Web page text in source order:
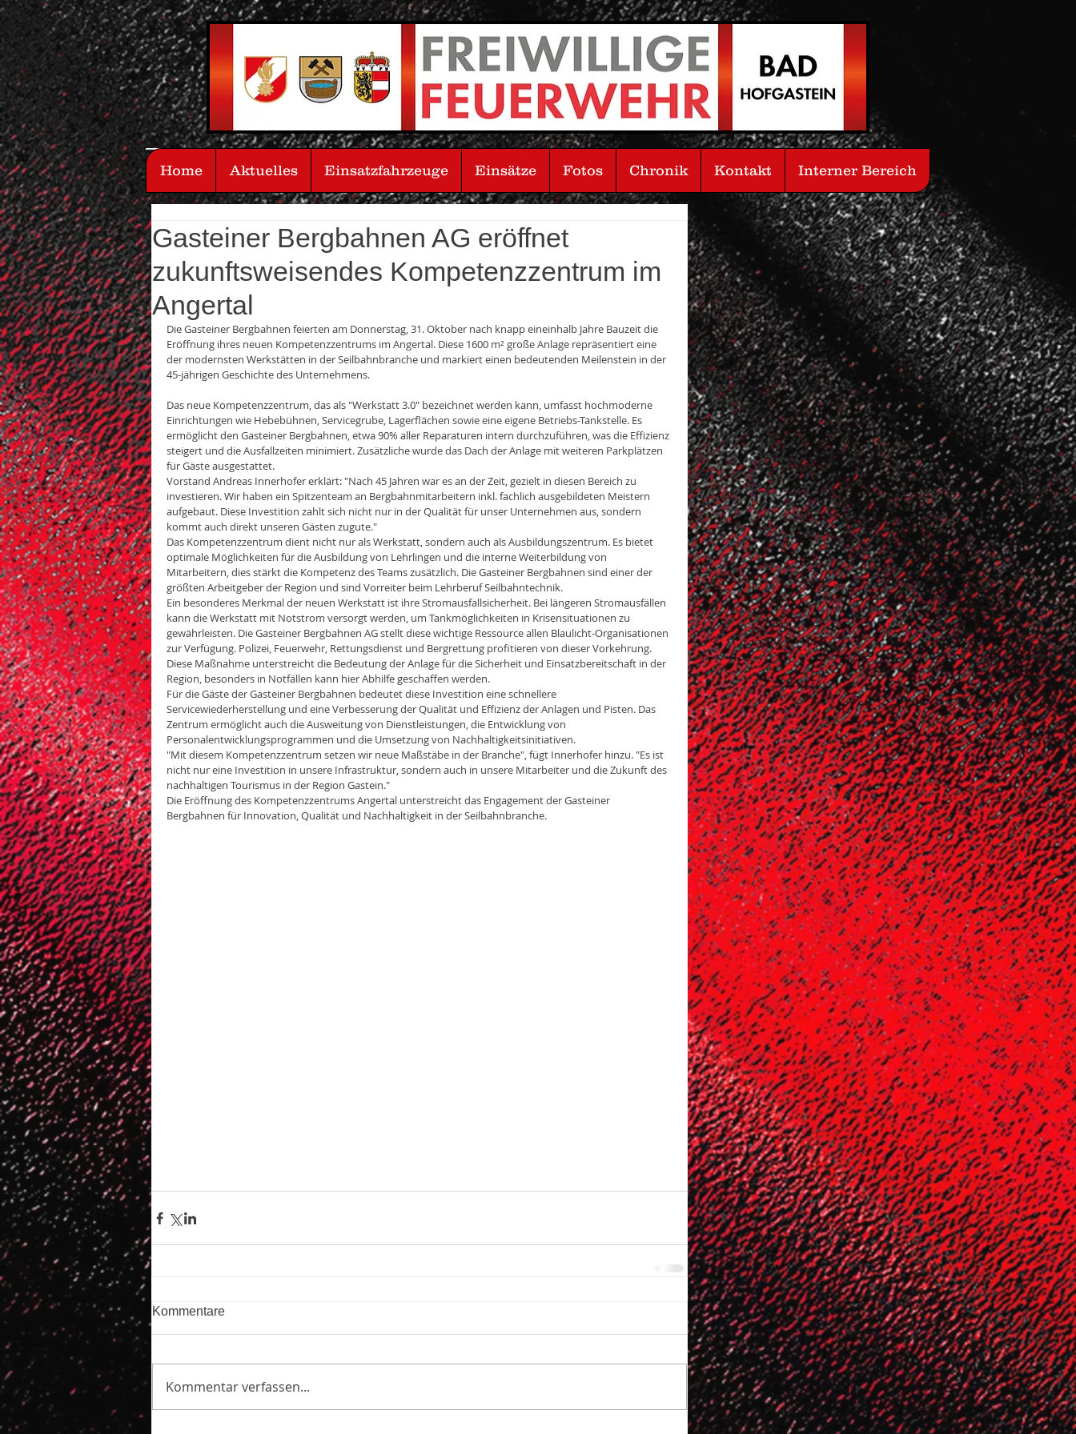
Gasteiner Bergbahnen AG eröffnet
zukunftsweisendes Kompetenzzentrum im
Angertal
Die Gasteiner Bergbahnen feierten am Donnerstag, 31. Oktober nach knapp eineinhalb Jahre Bauzeit die
Eröffnung ihres neuen Kompetenzzentrums im Angertal. Diese 1600 m² große Anlage repräsentiert eine
der modernsten Werkstätten in der Seilbahnbranche und markiert einen bedeutenden Meilenstein in der
45-jährigen Geschichte des Unternehmens.
Das neue Kompetenzzentrum, das als "Werkstatt 3.0" bezeichnet werden kann, umfasst hochmoderne
Einrichtungen wie Hebebühnen, Servicegrube, Lagerflächen sowie eine eigene Betriebs-Tankstelle. Es
ermöglicht den Gasteiner Bergbahnen, etwa 90% aller Reparaturen intern durchzuführen, was die Effizienz
steigert und die Ausfallzeiten minimiert. Zusätzliche wurde das Dach der Anlage mit weiteren Parkplätzen
für Gäste ausgestattet.
Vorstand Andreas Innerhofer erklärt: "Nach 45 Jahren war es an der Zeit, gezielt in diesen Bereich zu
investieren. Wir haben ein Spitzenteam an Bergbahnmitarbeitern inkl. fachlich ausgebildeten Meistern
aufgebaut. Diese Investition zahlt sich nicht nur in der Qualität für unser Unternehmen aus, sondern
kommt auch direkt unseren Gästen zugute."
Das Kompetenzzentrum dient nicht nur als Werkstatt, sondern auch als Ausbildungszentrum. Es bietet
optimale Möglichkeiten für die Ausbildung von Lehrlingen und die interne Weiterbildung von
Mitarbeitern, dies stärkt die Kompetenz des Teams zusätzlich. Die Gasteiner Bergbahnen sind einer der
größten Arbeitgeber der Region und sind Vorreiter beim Lehrberuf Seilbahntechnik.
Ein besonderes Merkmal der neuen Werkstatt ist ihre Stromausfallsicherheit. Bei längeren Stromausfällen
kann die Werkstatt mit Notstrom versorgt werden, um Tankmöglichkeiten in Krisensituationen zu
gewährleisten. Die Gasteiner Bergbahnen AG stellt diese wichtige Ressource allen Blaulicht-Organisationen
zur Verfügung. Polizei, Feuerwehr, Rettungsdienst und Bergrettung profitieren von dieser Vorkehrung.
Diese Maßnahme unterstreicht die Bedeutung der Anlage für die Sicherheit und Einsatzbereitschaft in der
Region, besonders in Notfällen kann hier Abhilfe geschaffen werden.
Für die Gäste der Gasteiner Bergbahnen bedeutet diese Investition eine schnellere
Servicewiederherstellung und eine Verbesserung der Qualität und Effizienz der Anlagen und Pisten. Das
Zentrum ermöglicht auch die Ausweitung von Dienstleistungen, die Entwicklung von
Personalentwicklungsprogrammen und die Umsetzung von Nachhaltigkeitsinitiativen.
"Mit diesem Kompetenzzentrum setzen wir neue Maßstäbe in der Branche", fügt Innerhofer hinzu. "Es ist
nicht nur eine Investition in unsere Infrastruktur, sondern auch in unsere Mitarbeiter und die Zukunft des
nachhaltigen Tourismus in der Region Gastein."
Die Eröffnung des Kompetenzzentrums Angertal unterstreicht das Engagement der Gasteiner
Bergbahnen für Innovation, Qualität und Nachhaltigkeit in der Seilbahnbranche.
Kommentare
Kommentar verfassen...
Home Aktuelles Einsatzfahrzeuge Einsätze Fotos Chronik Kontakt Interner Bereich